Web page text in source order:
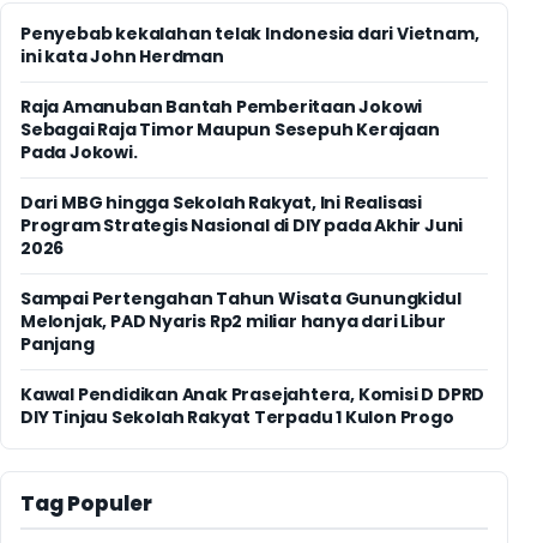
Penyebab kekalahan telak Indonesia dari Vietnam,
ini kata John Herdman
Raja Amanuban Bantah Pemberitaan Jokowi
Sebagai Raja Timor Maupun Sesepuh Kerajaan
Pada Jokowi.
Dari MBG hingga Sekolah Rakyat, Ini Realisasi
Program Strategis Nasional di DIY pada Akhir Juni
2026
Sampai Pertengahan Tahun Wisata Gunungkidul
Melonjak, PAD Nyaris Rp2 miliar hanya dari Libur
Panjang
Kawal Pendidikan Anak Prasejahtera, Komisi D DPRD
DIY Tinjau Sekolah Rakyat Terpadu 1 Kulon Progo
Tag Populer